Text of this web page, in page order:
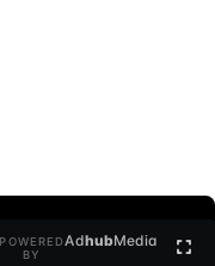
POWERED
BY
AdhubMedia